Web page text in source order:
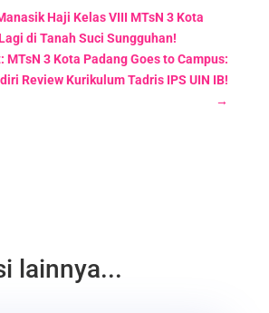
Haji Kelas VIII MTsN 3 Kota
di Tanah Suci Sungguhan!
MTsN 3 Kota Padang Goes to Campus:
Review Kurikulum Tadris IPS UIN IB!
→
lainnya...